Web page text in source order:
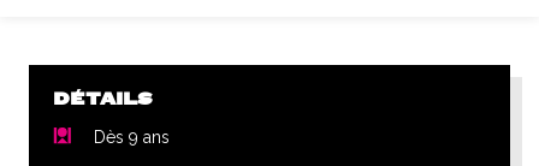
DÉTAILS
Dès 9 ans